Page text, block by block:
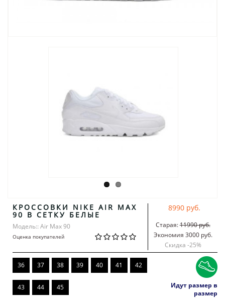
КРОССОВКИ NIKE AIR MAX
90 В СЕТКУ БЕЛЫЕ
Модель:: Air Max 90
Оценка покупателей
8990 руб.
Старая:11990 руб.
Экономия 3000 руб.
Скидка -25%
36 37 38 39 40 41 42
43 44 45
Идут размер в
размер